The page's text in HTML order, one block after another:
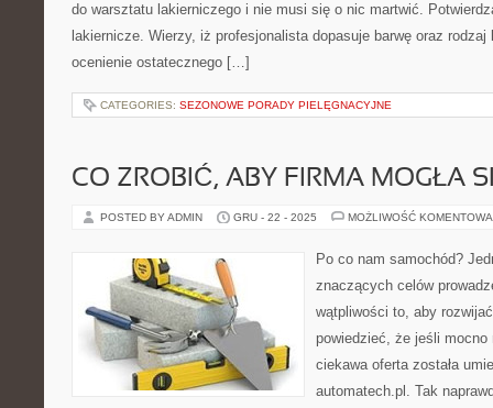
do warsztatu lakierniczego i nie musi się o nic martwić.
lakiernicze. Wierzy, iż profesjonalista dopasuje barwę oraz
ocenienie ostatecznego […]
CATEGORIES: SEZONOWE PORADY PIELĘGNACYJNE
CO ZROBIĆ, ABY FIRMA MOGŁA
POSTED BY ADMIN GRU - 22 - 2025 MOŻLIWOŚĆ
Po co nam samochód?
znaczących celów
wątpliwości to, aby
powiedzieć, że jeśli mocno
ciekawa oferta została
automatech.pl. Tak